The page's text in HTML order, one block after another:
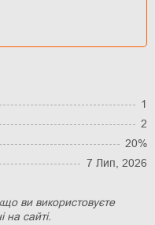
1
2
20%
7 Лип, 2026
ви використовуєте
на сайті.